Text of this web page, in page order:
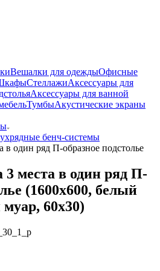
Вешалки для одеждыОфисные
СтеллажиАксессуары для
Аксессуары для ванной
ТумбыАкустические экраны
бенч-системы
в один ряд П-образное подстолье
3 места в один ряд П-
(1600x600, белый
60x30)